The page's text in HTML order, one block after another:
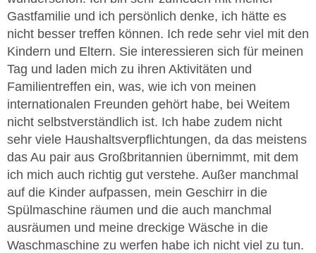
Gastfamilie und ich persönlich denke, ich hätte es
nicht besser treffen können. Ich rede sehr viel mit den
Kindern und Eltern. Sie interessieren sich für meinen
Tag und laden mich zu ihren Aktivitäten und
Familientreffen ein, was, wie ich von meinen
internationalen Freunden gehört habe, bei Weitem
nicht selbstverständlich ist. Ich habe zudem nicht
sehr viele Haushaltsverpflichtungen, da das meistens
das Au pair aus Großbritannien übernimmt, mit dem
ich mich auch richtig gut verstehe. Außer manchmal
auf die Kinder aufpassen, mein Geschirr in die
Spülmaschine räumen und die auch manchmal
ausräumen und meine dreckige Wäsche in die
Waschmaschine zu werfen habe ich nicht viel zu tun.